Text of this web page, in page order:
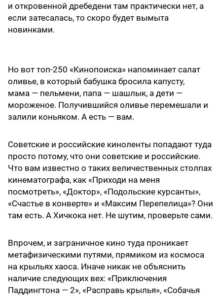
и откровенной дребедени там практически нет, а
если затесалась, то скоро будет вымыта
новинками.
Но вот топ-250 «Кинопоиска» напоминает салат
оливье, в который бабушка бросила капусту,
мама — пельмени, папа — шашлык, а дети —
мороженое. Получившийся оливье перемешали и
залили коньяком. А есть — вам.
Советские и российские киноленты попадают туда
просто потому, что они советские и российские.
Что вам известно о таких величественных столпах
кинематографа, как «Приходи на меня
посмотреть», «Доктор», «Подольские курсанты»,
«Счастье в конверте» и «Максим Перепелица»? Они
там есть. А Хичкока нет. Не шутим, проверьте сами.
Впрочем, и заграничное кино туда проникает
метафизическими путями, прямиком из космоса
на крыльях хаоса. Иначе никак не объяснить
наличие следующих вех: «Приключения
Паддингтона — 2», «Расправь крылья», «Собачья